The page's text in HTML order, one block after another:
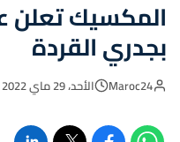
المكسيك تعلن
بجدري القردة
Maroc24 الأحد، 29 ماي 2022 - 10:17